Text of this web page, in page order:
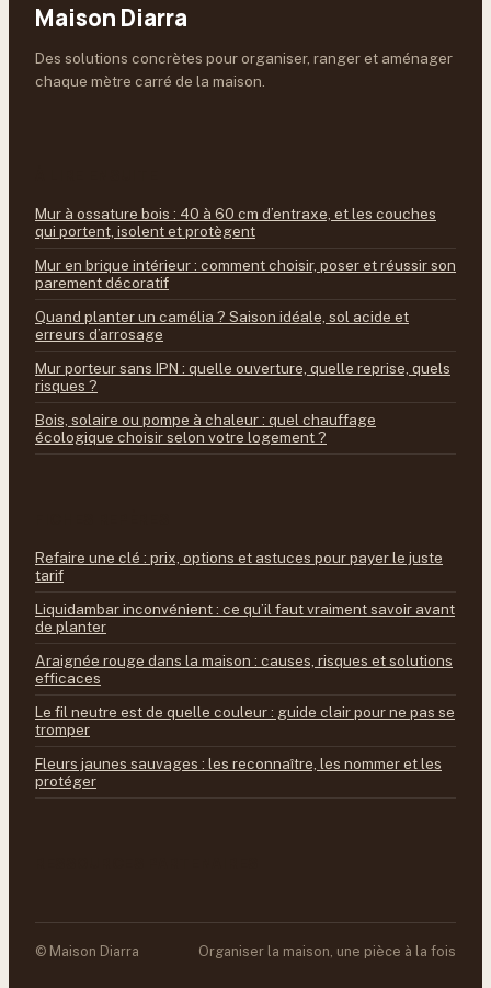
Maison Diarra
Des solutions concrètes pour organiser, ranger et aménager
chaque mètre carré de la maison.
Mur à ossature bois : 40 à 60 cm d’entraxe, et les couches
qui portent, isolent et protègent
Mur en brique intérieur : comment choisir, poser et réussir son
parement décoratif
Quand planter un camélia ? Saison idéale, sol acide et
erreurs d’arrosage
Mur porteur sans IPN : quelle ouverture, quelle reprise, quels
risques ?
Bois, solaire ou pompe à chaleur : quel chauffage
écologique choisir selon votre logement ?
Refaire une clé : prix, options et astuces pour payer le juste
tarif
Liquidambar inconvénient : ce qu’il faut vraiment savoir avant
de planter
Araignée rouge dans la maison : causes, risques et solutions
efficaces
Le fil neutre est de quelle couleur : guide clair pour ne pas se
tromper
Fleurs jaunes sauvages : les reconnaître, les nommer et les
protéger
© Maison Diarra Organiser la maison, une pièce à la fois